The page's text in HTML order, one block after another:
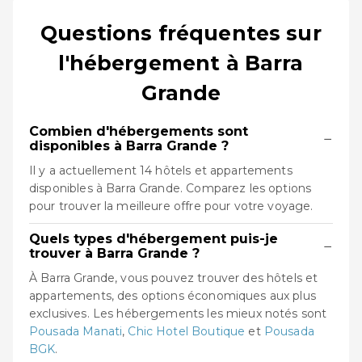
Questions fréquentes sur
l'hébergement à Barra
Grande
Combien d'hébergements sont
disponibles à Barra Grande ?
−
Il y a actuellement 14 hôtels et appartements
disponibles à Barra Grande. Comparez les options
pour trouver la meilleure offre pour votre voyage.
Quels types d'hébergement puis-je
trouver à Barra Grande ?
−
À Barra Grande, vous pouvez trouver des hôtels et
appartements, des options économiques aux plus
exclusives. Les hébergements les mieux notés sont
Pousada Manati, Chic Hotel Boutique et Pousada
BGK.